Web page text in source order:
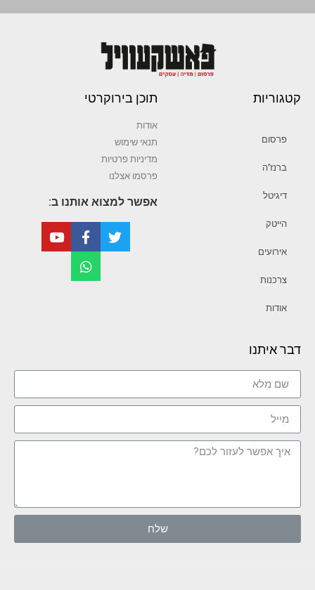
קטגוריות
פרסום
ברנז’ה
דיגיטל
הייטק
אירועים
צרכנות
אודות
תוכן בירוקרטי
אודות
תנאי שימוש
מדיניות פרטיות
פרסמו אצלנו
אפשר למצוא אותנו ב:
דבר איתנו
שלח